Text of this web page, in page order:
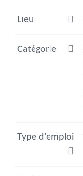
Lieu
Catégorie
Type d'emploi